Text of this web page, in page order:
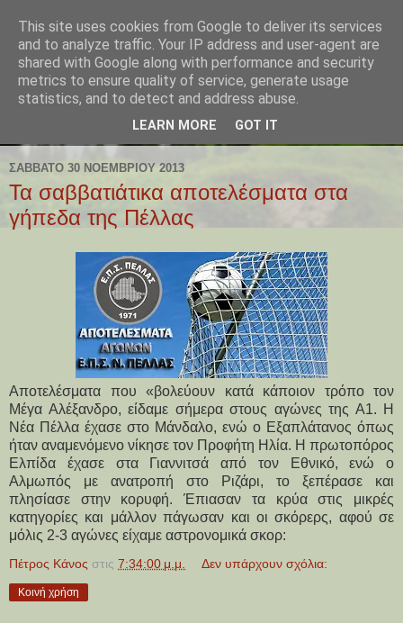
ΣΆΒΒΑΤΟ 30 ΝΟΕΜΒΡΊΟΥ 2013
Τα σαββατιάτικα αποτελέσματα στα
γήπεδα της Πέλλας
Αποτελέσματα που «βολεύουν κατά κάποιον τρόπο τον
Μέγα Αλέξανδρο, είδαμε σήμερα στους αγώνες της Α1. Η
Νέα Πέλλα έχασε στο Μάνδαλο, ενώ ο Εξαπλάτανος όπως
ήταν αναμενόμενο νίκησε τον Προφήτη Ηλία. Η πρωτοπόρος
Ελπίδα έχασε στα Γιαννιτσά από τον Εθνικό, ενώ ο
Αλμωπός με ανατροπή στο Ριζάρι, το ξεπέρασε και
πλησίασε στην κορυφή. Έπιασαν τα κρύα στις μικρές
κατηγορίες και μάλλον πάγωσαν και οι σκόρερς, αφού σε
μόλις 2-3 αγώνες είχαμε αστρονομικά σκορ:
Πέτρος Κάνος στις 7:34:00 μ.μ. Δεν υπάρχουν σχόλια:
Κοινή χρήση
This site uses cookies from Google to deliver its services
and to analyze traffic. Your IP address and user-agent are
shared with Google along with performance and security
metrics to ensure quality of service, generate usage
statistics, and to detect and address abuse.
LEARN MORE GOT IT